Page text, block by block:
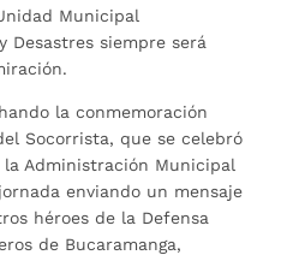
Municipal
Desastres siempre será
la conmemoración
Socorrista, que se celebró
Administración Municipal
enviando un mensaje
héroes de la Defensa
de Bucaramanga,